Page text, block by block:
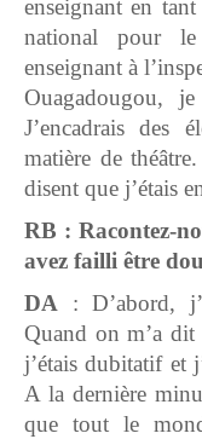
enseignant en
national pour le
enseignant à
Ouagadougou,
J’encadrais des
matière de
disent que j’étais
RB : Racontez-
avez failli être
DA : D’abord,
Quand on m’a
j’étais dubitatif et
A la dernière
que tout le